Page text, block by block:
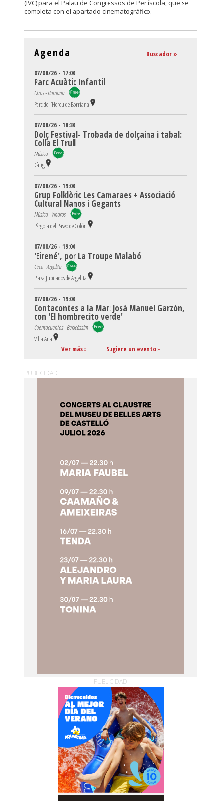
(IVC) para el Palau de Congressos de Peñíscola, que se
completa con el apartado cinematográfico.
Agenda Buscador »
07/08/26 - 17:00
Parc Acuàtic Infantil
Otros - Burriana
Parc de l’Hereu de Borriana
07/08/26 - 18:30
Dolç Festival- Trobada de dolçaina i tabal:
Colla El Trull
Música
Càlig
07/08/26 - 19:00
Grup Folklòric Les Camaraes + Associació
Cultural Nanos i Gegants
Música - Vinaròs
Pérgola del Paseo de Colón
07/08/26 - 19:00
'Eirené', por La Troupe Malabó
Circo - Argelita
Plaza Jubilados de Argelita
07/08/26 - 19:00
Contacontes a la Mar: Josá Manuel Garzón,
con 'El hombrecito verde'
Cuentacuentos - Benicàssim
Villa Ana
Ver más» Sugiere un evento»
PUBLICIDAD
PUBLICIDAD